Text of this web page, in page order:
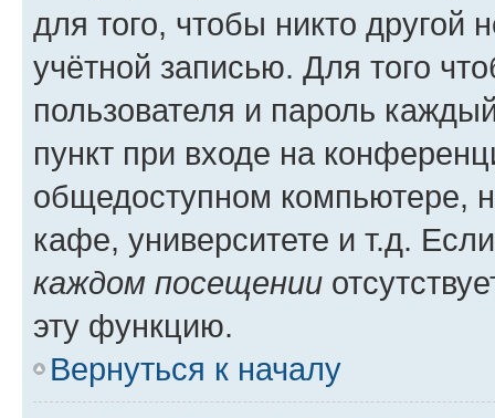
для того, чтобы никто другой
учётной записью. Для того
пользователя и пароль
пункт при входе на
общедоступном компьютере,
кафе, университете и т.д.
каждом посещении
эту функцию.
Вернуться к началу